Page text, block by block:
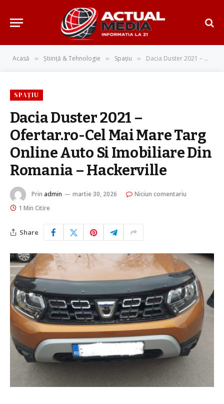
Acasă » Știință & Tehnologie » Spațiu » Dacia Duster 2021 – Ofertar.ro-Cel Mai Mare Targ Online Auto Si Imobiliare Din Romania – Hackerville
SPAȚIU
Dacia Duster 2021 –
Ofertar.ro-Cel Mai Mare Targ
Online Auto Si Imobiliare Din
Romania – Hackerville
Prin admin martie 30, 2026
Niciun comentariu
1 Min Citire
Share